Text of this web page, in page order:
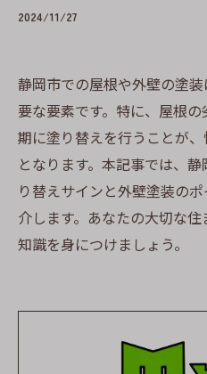
2024/11/27
静岡市での屋根や外壁の塗
要な要素です。特に、屋根
期に塗り替えを行うことが
となります。本記事では、
り替えサインと外壁塗装の
介します。あなたの大切な
知識を身につけましょう。